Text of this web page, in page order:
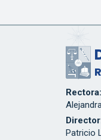
Rectora:
Patricio